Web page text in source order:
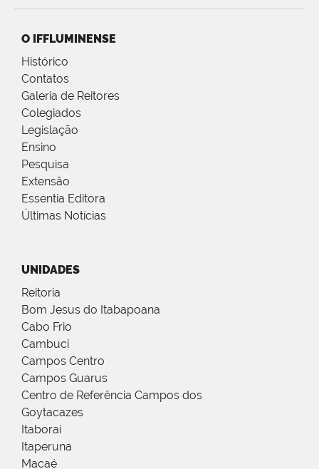
O IFFLUMINENSE
Histórico
Contatos
Galeria de Reitores
Colegiados
Legislação
Ensino
Pesquisa
Extensão
Essentia Editora
Últimas Notícias
UNIDADES
Reitoria
Bom Jesus do Itabapoana
Cabo Frio
Cambuci
Campos Centro
Campos Guarus
Centro de Referência Campos dos
Goytacazes
Itaboraí
Itaperuna
Macaé